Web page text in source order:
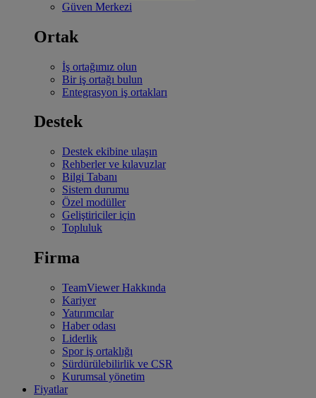
Güven Merkezi
Ortak
İş ortağımız olun
Bir iş ortağı bulun
Entegrasyon iş ortakları
Destek
Destek ekibine ulaşın
Rehberler ve kılavuzlar
Bilgi Tabanı
Sistem durumu
Özel modüller
Geliştiriciler için
Topluluk
Firma
TeamViewer Hakkında
Kariyer
Yatırımcılar
Haber odası
Liderlik
Spor iş ortaklığı
Sürdürülebilirlik ve CSR
Kurumsal yönetim
Fiyatlar